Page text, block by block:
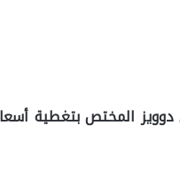
دوويز المختص بتغطية